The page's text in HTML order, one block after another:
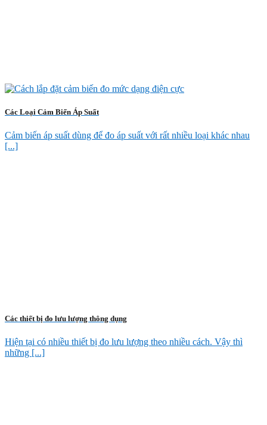
Các Loại Cảm Biến Áp Suất
Cảm biến áp suất dùng để đo áp suất với rất nhiều loại khác nhau
[...]
Các thiết bị đo lưu lượng thông dụng
Hiện tại có nhiều thiết bị đo lưu lượng theo nhiều cách. Vậy thì
những [...]